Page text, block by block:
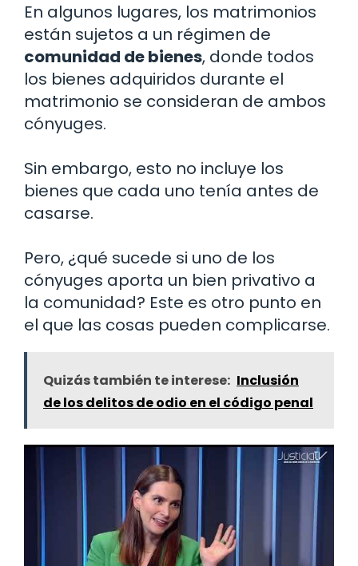
En algunos lugares, los matrimonios
están sujetos a un régimen de
comunidad de bienes, donde todos
los bienes adquiridos durante el
matrimonio se consideran de ambos
cónyuges.
Sin embargo, esto no incluye los
bienes que cada uno tenía antes de
casarse.
Pero, ¿qué sucede si uno de los
cónyuges aporta un bien privativo a
la comunidad? Este es otro punto en
el que las cosas pueden complicarse.
Quizás también te interese: Inclusión
de los delitos de odio en el código penal